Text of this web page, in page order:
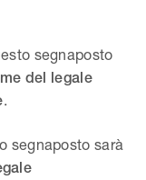
segnaposto
del legale
.
segnaposto sarà